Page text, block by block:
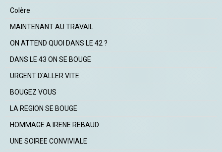
Colère
MAINTENANT AU TRAVAIL
ON ATTEND QUOI DANS LE 42 ?
DANS LE 43 ON SE BOUGE
URGENT D'ALLER VITE
BOUGEZ VOUS
LA REGION SE BOUGE
HOMMAGE A IRENE REBAUD
UNE SOIREE CONVIVIALE